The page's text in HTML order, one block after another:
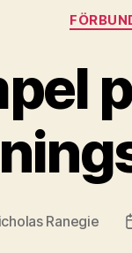
Ranegie